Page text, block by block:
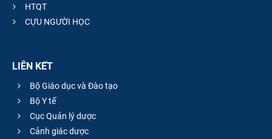
HTQT
CỰU NGƯỜI HỌC
LIÊN KẾT
Bộ Giáo dục và Đào tạo
Bộ Y tế
Cục Quản lý dược
Cảnh giác dược